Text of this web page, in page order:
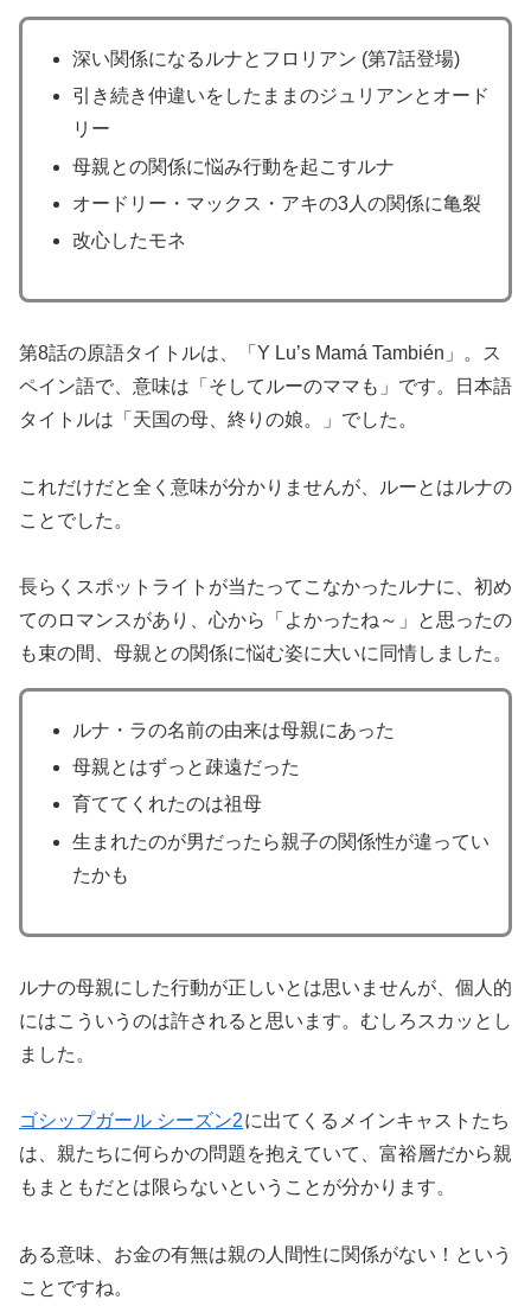
深い関係になるルナとフロリアン (第7話登場)
引き続き仲違いをしたままのジュリアンとオード
リー
母親との関係に悩み行動を起こすルナ
オードリー・マックス・アキの3人の関係に亀裂
改心したモネ
第8話の原語タイトルは、「Y Lu’s Mamá También」。ス
ペイン語で、意味は「そしてルーのママも」です。日本語
タイトルは「天国の母、終りの娘。」でした。
これだけだと全く意味が分かりませんが、ルーとはルナの
ことでした。
長らくスポットライトが当たってこなかったルナに、初め
てのロマンスがあり、心から「よかったね～」と思ったの
も束の間、母親との関係に悩む姿に大いに同情しました。
ルナ・ラの名前の由来は母親にあった
母親とはずっと疎遠だった
育ててくれたのは祖母
生まれたのが男だったら親子の関係性が違ってい
たかも
ルナの母親にした行動が正しいとは思いませんが、個人的
にはこういうのは許されると思います。むしろスカッとし
ました。
ゴシップガール シーズン2に出てくるメインキャストたち
は、親たちに何らかの問題を抱えていて、富裕層だから親
もまともだとは限らないということが分かります。
ある意味、お金の有無は親の人間性に関係がない！という
ことですね。